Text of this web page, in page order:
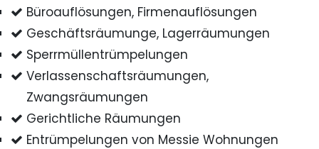
Büroauflösungen, Firmenauflösungen
Geschäftsräumunge, Lagerräumungen
Sperrmüllentrümpelungen
Verlassenschaftsräumungen,
Zwangsräumungen
Gerichtliche Räumungen
Entrümpelungen von Messie Wohnungen